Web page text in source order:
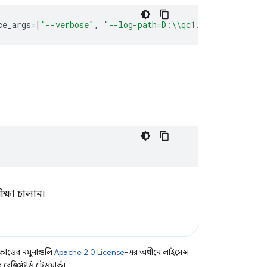
=[ "--verbose" , "--log-path=D:\\qc1.log"
চালান।
নমুনাগুলিApache 2.0 License-এর অধীনে লাইসেন্স